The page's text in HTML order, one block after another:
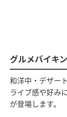
グルメバイキ
和洋中・デザー
ライブ感や好み
が登場します。